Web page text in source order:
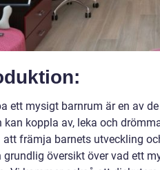
ett mysigt barnrum är en av
kan koppla av, leka och
främja barnets utveckling
grundlig översikt över vad ett